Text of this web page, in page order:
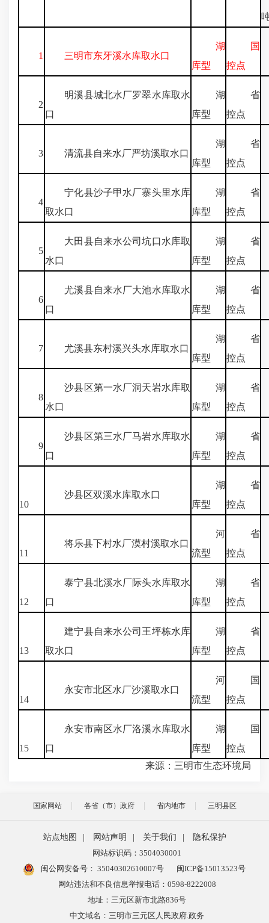
1 三明市东牙溪水库取水口
湖
库型
国
控点
2
明溪县城北水厂罗翠水库取水
口
湖
库型
省
控点
3 清流县自来水厂严坊溪取水口
湖
库型
省
控点
4
宁化县沙子甲水厂寨头里水库
取水口
湖
库型
省
控点
5
大田县自来水公司坑口水库取
水口
湖
库型
省
控点
6
尤溪县自来水厂大池水库取水
口
湖
库型
省
控点
7 尤溪县东村溪兴头水库取水口
湖
库型
省
控点
8
沙县区第一水厂洞天岩水库取
水口
湖
库型
省
控点
9
沙县区第三水厂马岩水库取水
口
湖
库型
省
控点
10
沙县区双溪水库取水口
湖
库型
省
控点
11
将乐县下村水厂漠村溪取水口
河
流型
省
控点
12
泰宁县北溪水厂际头水库取水
口
湖
库型
省
控点
13
建宁县自来水公司王坪栋水库
取水口
湖
库型
省
控点
14
永安市北区水厂沙溪取水口
河
流型
国
控点
15
永安市南区水厂洛溪水库取水
口
湖
库型
国
控点
来源：三明市生态环境局
国家网站 各省（市）政府 省内地市 三明县区
站点地图 网站声明 关于我们
隐私保护
网站标识码：3504030001
闽公网安备号： 35040302610007号
闽ICP备15013523号
网站违法和不良信息举报电话：0598-8222008
地址：三元区新市北路836号
中文域名：三明市三元区人民政府.政务